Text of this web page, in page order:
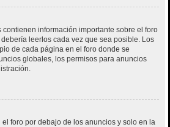
contienen información importante sobre el foro
leerlos cada vez que sea posible. Los
de cada página en el foro donde se
globales, los permisos para anuncios
el foro por debajo de los anuncios y solo en la